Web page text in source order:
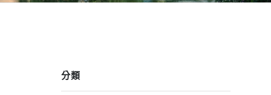
分類